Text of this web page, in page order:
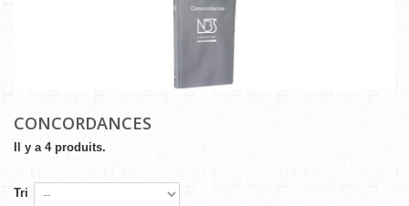
CONCORDANCES
Il y a 4 produits.
Tri